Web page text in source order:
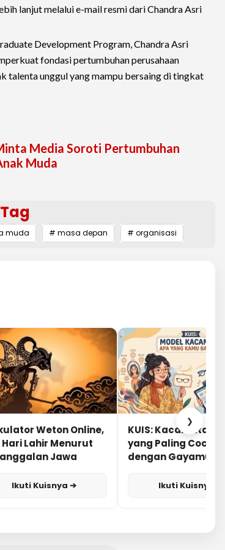
lanjut melalui e-mail resmi dari Chandra Asri
Development Program, Chandra Asri
fondasi pertumbuhan perusahaan
talenta unggul yang mampu bersaing di tingkat
Media Soroti Pertumbuhan
Muda
Tag
muda # masa depan # organisasi
Weton Online,
Hari Lahir Menurut
Jawa
Ikuti Kuisnya ➔
KUIS: Kacamata Apa
yang Paling Cocok
dengan Gayamu?
Ikuti Kuisnya ➔
❯